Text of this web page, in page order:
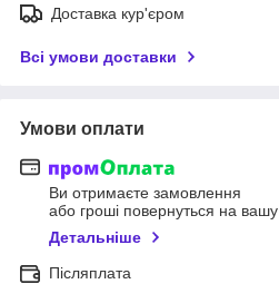
Доставка кур'єром
Всі умови доставки
Умови оплати
Ви отримаєте замовлення
або гроші повернуться на вашу
Детальніше
Післяплата